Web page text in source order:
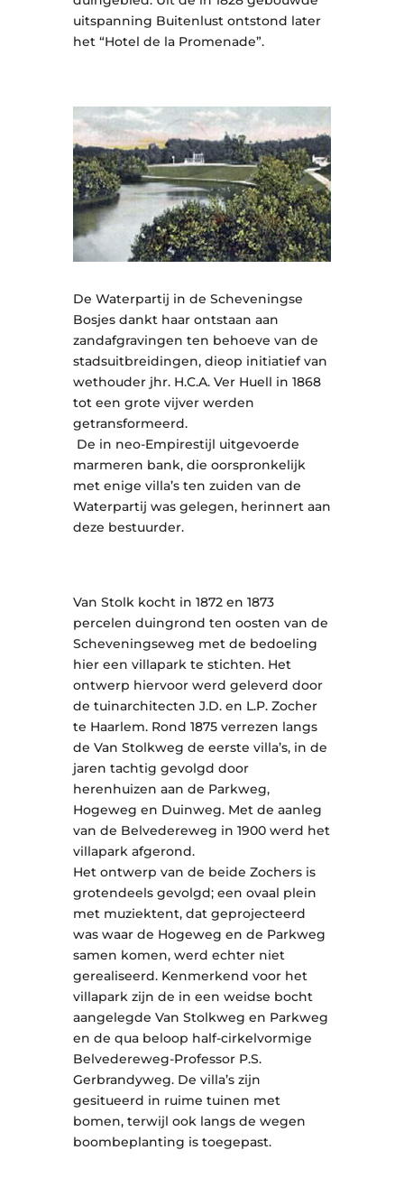
uitspanning Buitenlust ontstond later
het “Hotel de la Promenade”.
De Waterpartij in de Scheveningse
Bosjes dankt haar ontstaan aan
zandafgravingen ten behoeve van de
stadsuitbreidingen, dieop initiatief van
wethouder jhr. H.C.A. Ver Huell in 1868
tot een grote vijver werden
getransformeerd.
De in neo-Empirestijl uitgevoerde
marmeren bank, die oorspronkelijk
met enige villa’s ten zuiden van de
Waterpartij was gelegen, herinnert aan
deze bestuurder.
Van Stolk kocht in 1872 en 1873
percelen duingrond ten oosten van de
Scheveningseweg met de bedoeling
hier een villapark te stichten. Het
ontwerp hiervoor werd geleverd door
de tuinarchitecten J.D. en L.P. Zocher
te Haarlem. Rond 1875 verrezen langs
de Van Stolkweg de eerste villa’s, in de
jaren tachtig gevolgd door
herenhuizen aan de Parkweg,
Hogeweg en Duinweg. Met de aanleg
van de Belvedereweg in 1900 werd het
villapark afgerond.
Het ontwerp van de beide Zochers is
grotendeels gevolgd; een ovaal plein
met muziektent, dat geprojecteerd
was waar de Hogeweg en de Parkweg
samen komen, werd echter niet
gerealiseerd. Kenmerkend voor het
villapark zijn de in een weidse bocht
aangelegde Van Stolkweg en Parkweg
en de qua beloop half-cirkelvormige
Belvedereweg-Professor P.S.
Gerbrandyweg. De villa’s zijn
gesitueerd in ruime tuinen met
bomen, terwijl ook langs de wegen
boombeplanting is toegepast.